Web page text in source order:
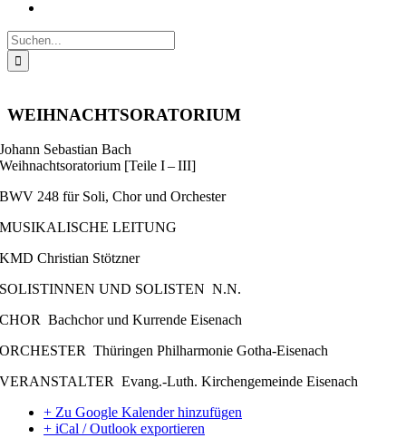
Suche
nach:
WEIHNACHTSORATORIUM
Johann Sebastian Bach
Weihnachtsoratorium [Teile I – III]
BWV 248 für Soli, Chor und Orchester
MUSIKALISCHE LEITUNG
KMD Christian Stötzner
SOLISTINNEN UND SOLISTEN N.N.
CHOR Bachchor und Kurrende Eisenach
ORCHESTER Thüringen Philharmonie Gotha-Eisenach
VERANSTALTER Evang.-Luth. Kirchengemeinde Eisenach
+ Zu Google Kalender hinzufügen
+ iCal / Outlook exportieren